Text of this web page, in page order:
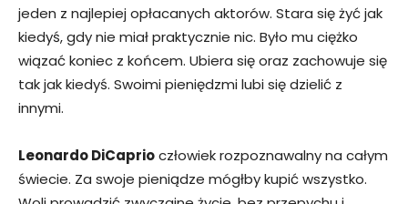
jeden z najlepiej opłacanych aktorów. Stara się żyć jak
kiedyś, gdy nie miał praktycznie nic. Było mu ciężko
wiązać koniec z końcem. Ubiera się oraz zachowuje się
tak jak kiedyś. Swoimi pieniędzmi lubi się dzielić z
innymi.
Leonardo DiCaprioczłowiek rozpoznawalny na całym
świecie. Za swoje pieniądze mógłby kupić wszystko.